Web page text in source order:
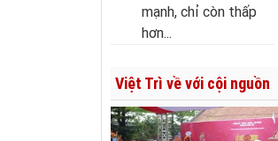
mạnh, chỉ còn thấp
hơn...
Việt Trì về với cội nguồn